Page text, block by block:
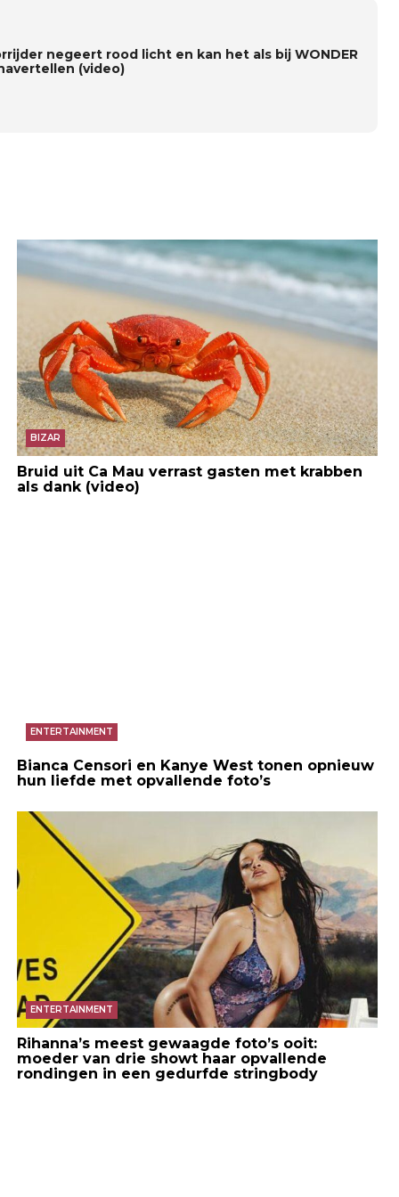
negeert rood licht en kan het als bij WONDER
(video)
BIZAR
Bruid uit Ca Mau verrast gasten met krabben
als dank (video)
ENTERTAINMENT
Bianca Censori en Kanye West tonen opnieuw
hun liefde met opvallende foto’s
ENTERTAINMENT
Rihanna’s meest gewaagde foto’s ooit:
moeder van drie showt haar opvallende
rondingen in een gedurfde stringbody